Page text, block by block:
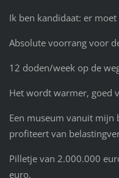
Ik ben kandidaat: er
Absolute voorrang voor
12 doden/week op de
Het wordt warmer, goed
Een museum vanuit mijn
profiteert van
Pilletje van 2.000.000
euro.